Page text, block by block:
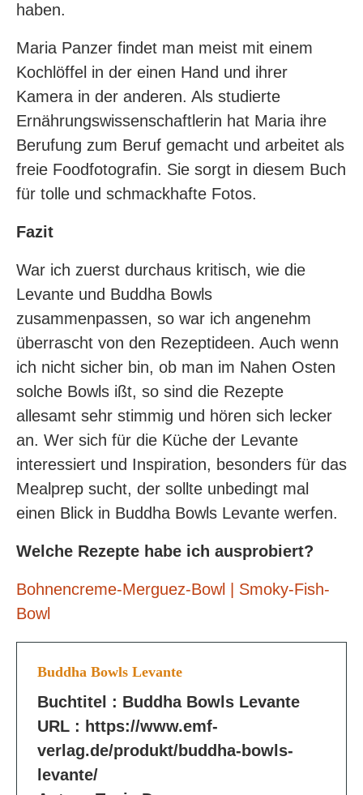
haben.
Maria Panzer findet man meist mit einem
Kochlöffel in der einen Hand und ihrer
Kamera in der anderen. Als studierte
Ernährungswissenschaftlerin hat Maria ihre
Berufung zum Beruf gemacht und arbeitet als
freie Foodfotografin. Sie sorgt in diesem Buch
für tolle und schmackhafte Fotos.
Fazit
War ich zuerst durchaus kritisch, wie die
Levante und Buddha Bowls
zusammenpassen, so war ich angenehm
überrascht von den Rezeptideen. Auch wenn
ich nicht sicher bin, ob man im Nahen Osten
solche Bowls ißt, so sind die Rezepte
allesamt sehr stimmig und hören sich lecker
an. Wer sich für die Küche der Levante
interessiert und Inspiration, besonders für das
Mealprep sucht, der sollte unbedingt mal
einen Blick in Buddha Bowls Levante werfen.
Welche Rezepte habe ich ausprobiert?
Bohnencreme-Merguez-Bowl
| Smoky-Fish-
Bowl
Buddha Bowls Levante
Buchtitel : Buddha Bowls Levante
URL : https://www.emf-
verlag.de/produkt/buddha-bowls-
levante/